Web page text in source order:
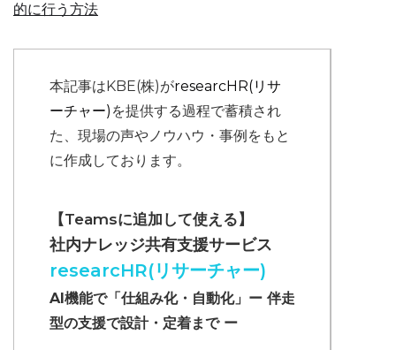
的に行う方法
本記事はKBE(株)がresearcHR(リサ
ーチャー) を提供する過程で蓄積され
た、現場の声やノウハウ・事例をもと
に作成しております。
【Teamsに追加して使える】
社内ナレッジ共有支援サービス
researcHR(リサーチャー)
AI機能で「仕組み化・自動化」ー 伴走
型の支援で設計・定着まで ー